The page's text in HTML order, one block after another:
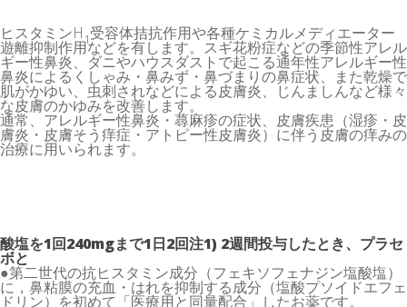
ヒスタミンH1受容体拮抗作用や各種ケミカルメディエーター
遊離抑制作用などを有します。スギ花粉症などの季節性アレル
ギー性鼻炎、ダニやハウスダストで起こる通年性アレルギー性
鼻炎によるくしゃみ・鼻みず・鼻づまりの鼻症状、また乾燥で
肌がかゆい、虫刺されなどによる皮膚炎、じんましんなど様々
な皮膚のかゆみを改善します。
通常、アレルギー性鼻炎・蕁麻疹の症状、皮膚疾患（湿疹・皮
膚炎・皮膚そう痒症・アトピー性皮膚炎）に伴う皮膚の痒みの
治療に用いられます。
酸塩を1回240mgまで1日2回注1) 2週間投与したとき、プラセ
ボと
●第二世代の抗ヒスタミン成分（フェキソフェナジン塩酸塩）
に，鼻粘膜の充血・はれを抑制する成分（塩酸プソイドエフェ
ドリン）を初めて「医療用と同量配合」したお薬です。